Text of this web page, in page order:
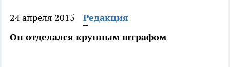
24 апреля 2015
Редакция
Он отделался крупным штрафом